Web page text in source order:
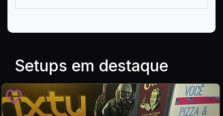
Setups em destaque